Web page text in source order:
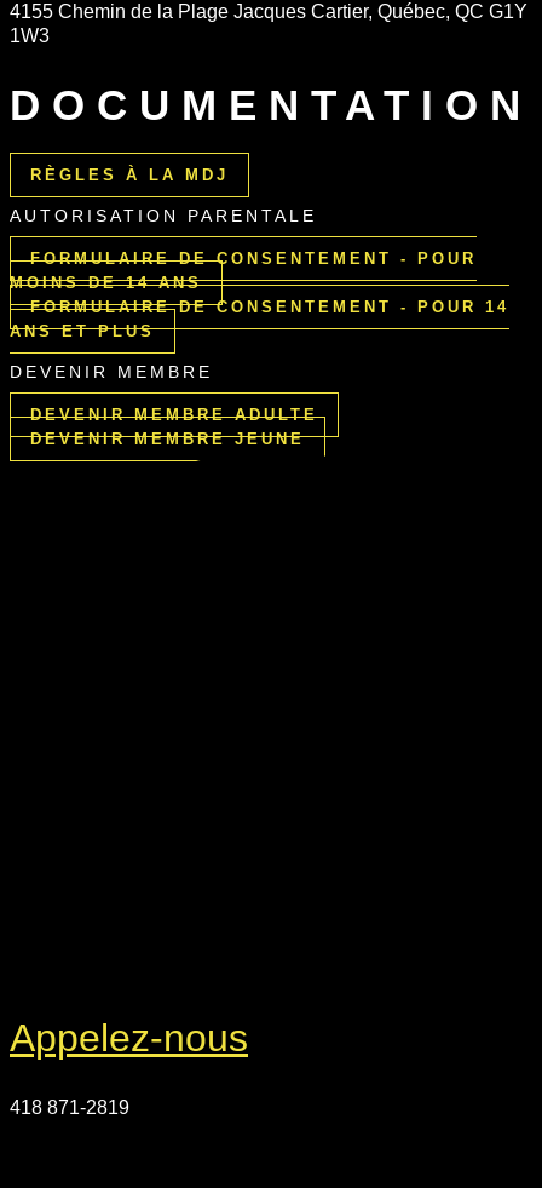
4155 Chemin de la Plage Jacques Cartier, Québec, QC G1Y
1W3
DOCUMENTATION
RÈGLES À LA MDJ
AUTORISATION PARENTALE
FORMULAIRE DE CONSENTEMENT - POUR
MOINS DE 14 ANS
FORMULAIRE DE CONSENTEMENT - POUR 14
ANS ET PLUS
DEVENIR MEMBRE
DEVENIR MEMBRE ADULTE
DEVENIR MEMBRE JEUNE
Appelez-nous
418 871-2819